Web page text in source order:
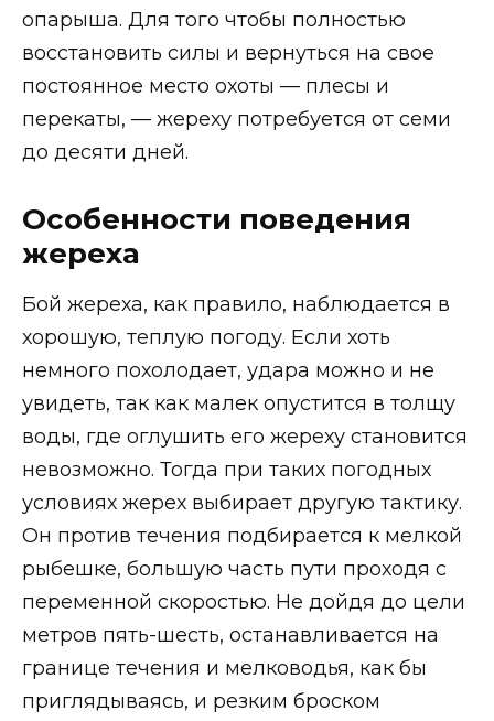
опарыша. Для того чтобы полностью
восстановить силы и вернуться на свое
постоянное место охоты — плесы и
перекаты, — жереху потребуется от семи
до десяти дней.
Особенности поведения
жереха
Бой жереха, как правило, наблюдается в
хорошую, теплую погоду. Если хоть
немного похолодает, удара можно и не
увидеть, так как малек опустится в толщу
воды, где оглушить его жереху становится
невозможно. Тогда при таких погодных
условиях жерех выбирает другую тактику.
Он против течения подбирается к мелкой
рыбешке, большую часть пути проходя с
переменной скоростью. Не дойдя до цели
метров пять-шесть, останавливается на
границе течения и мелководья, как бы
приглядываясь, и резким броском